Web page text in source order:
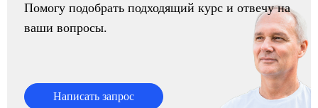
Помогу подобрать подходящий курс и отвечу на
ваши вопросы.
Написать запрос